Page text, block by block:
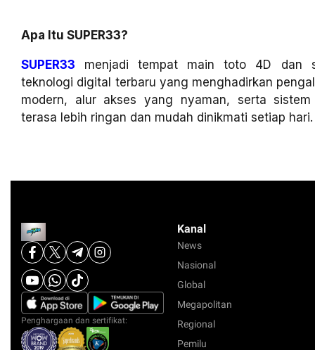
Apa Itu SUPER33?
SUPER33 menjadi tempat main toto 4D dan
teknologi digital terbaru yang menghadirkan
modern, alur akses yang nyaman, serta
terasa lebih ringan dan mudah dinikmati setiap hari.
Penghargaan dan sertifikat:
Kanal
News
Nasional
Global
Megapolitan
Regional
Pemilu